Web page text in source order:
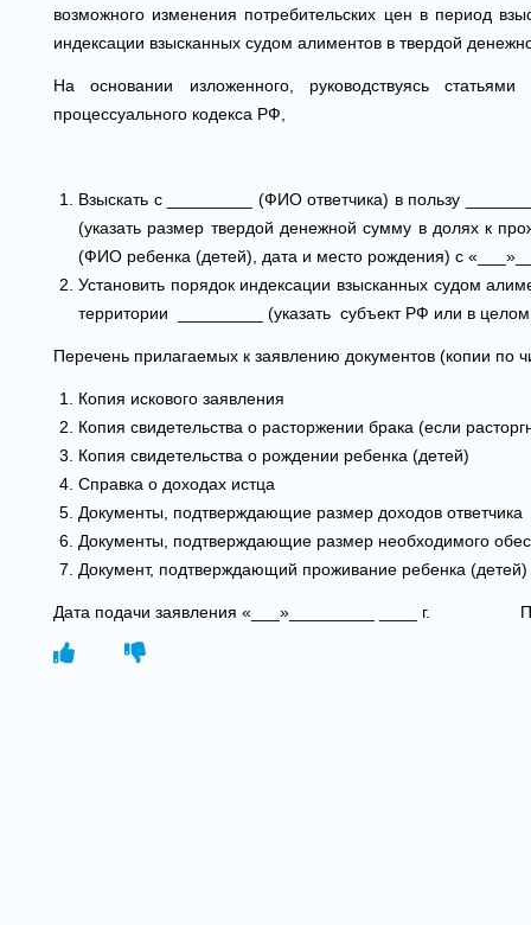
возможного изменения потребительских цен в период
индексации взысканных судом алиментов в твердой
На основании изложенного, руководствуясь
процессуального кодекса РФ,
Взыскать с _________ (ФИО ответчика) в пользу
(указать размер твердой денежной сумму в долях к
(ФИО ребенка (детей), дата и место рождения) с
Установить порядок индексации взысканных судом
территории _________ (указать субъект РФ или в
Перечень прилагаемых к заявлению документов (копии по
Копия искового заявления
Копия свидетельства о расторжении брака (если
Копия свидетельства о рождении ребенка (детей)
Справка о доходах истца
Документы, подтверждающие размер доходов ответчика
Документы, подтверждающие размер необходимого
Документ, подтверждающий проживание ребенка (детей)
Дата подачи заявления «___»_________ ____ г.